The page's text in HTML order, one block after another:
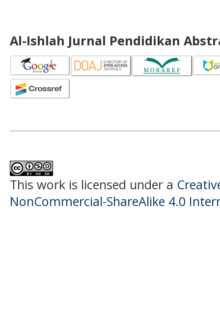
Al-Ishlah Jurnal Pendidikan
This work is licensed under a
NonCommercial-ShareAlike 4.0